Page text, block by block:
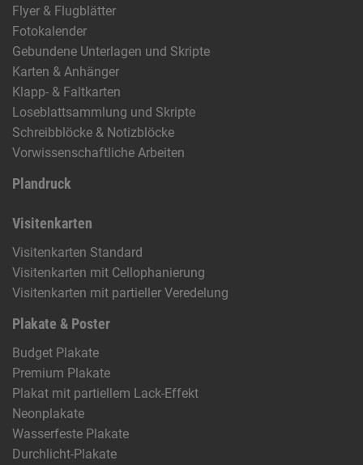
Flyer & Flugblätter
Fotokalender
Gebundene Unterlagen und Skripte
Karten & Anhänger
Klapp- & Faltkarten
Loseblattsammlung und Skripte
Schreibblöcke & Notizblöcke
Vorwissenschaftliche Arbeiten
Plandruck
Visitenkarten
Visitenkarten Standard
Visitenkarten mit Cellophanierung
Visitenkarten mit partieller Veredelung
Plakate & Poster
Budget Plakate
Premium Plakate
Plakat mit partiellem Lack-Effekt
Neonplakate
Wasserfeste Plakate
Durchlicht-Plakate